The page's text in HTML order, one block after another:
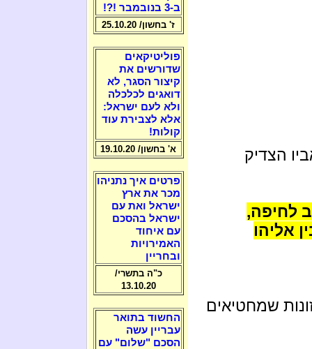
הצדיק
אביב לחיפה,
18:30 דובר בין אליהו
שמחטיאים
ב-3 בנובמבר !?!
ז' בחשון/ 25.10.20
פוליטיקאים
שדורשים את
קיצור הסגר, לא
דואגים לכלכלה
ולא לעם ישראל:
אלא לצבירת עוד
קולות!
א' בחשון/ 19.10.20
פרטים איך נתניהו
מכר את ארץ
ישראל ואת עם
ישראל בהסכם
עם איחוד
האמירויות
ובחריין
כ"ה בתשרי/
13.10.20
החשוד בתואר
עבריין עשה
הסכם "שלום" עם